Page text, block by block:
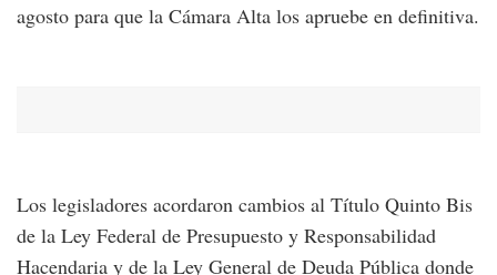
agosto para que la Cámara Alta los apruebe en definitiva.
Los legisladores acordaron cambios al Título Quinto Bis
de la Ley Federal de Presupuesto y Responsabilidad
Hacendaria y de la Ley General de Deuda Pública donde